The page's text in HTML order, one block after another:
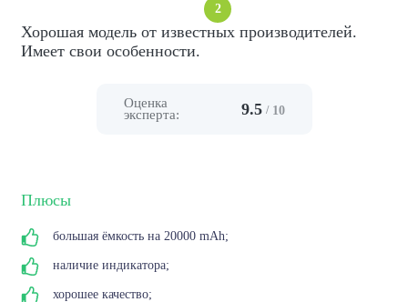
2
Хорошая модель от известных производителей.
Имеет свои особенности.
Оценка
эксперта:
9.5 / 10
Плюсы
большая ёмкость на 20000 mAh;
наличие индикатора;
хорошее качество;